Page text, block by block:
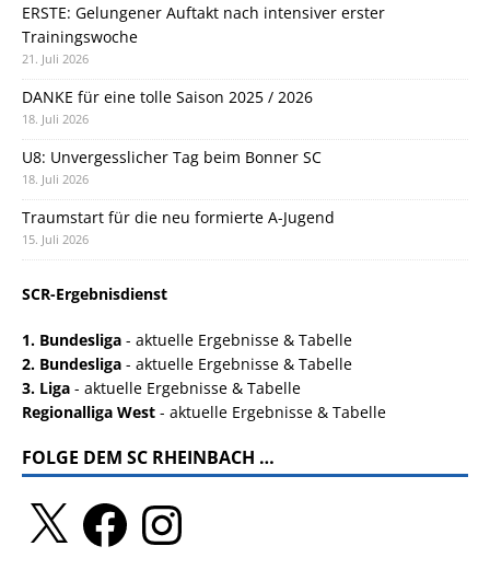
ERSTE: Gelungener Auftakt nach intensiver erster
Trainingswoche
21. Juli 2026
DANKE für eine tolle Saison 2025 / 2026
18. Juli 2026
U8: Unvergesslicher Tag beim Bonner SC
18. Juli 2026
Traumstart für die neu formierte A-Jugend
15. Juli 2026
SCR-Ergebnisdienst
1. Bundesliga - aktuelle Ergebnisse & Tabelle
2. Bundesliga - aktuelle Ergebnisse & Tabelle
3. Liga - aktuelle Ergebnisse & Tabelle
Regionalliga West - aktuelle Ergebnisse & Tabelle
FOLGE DEM SC RHEINBACH …